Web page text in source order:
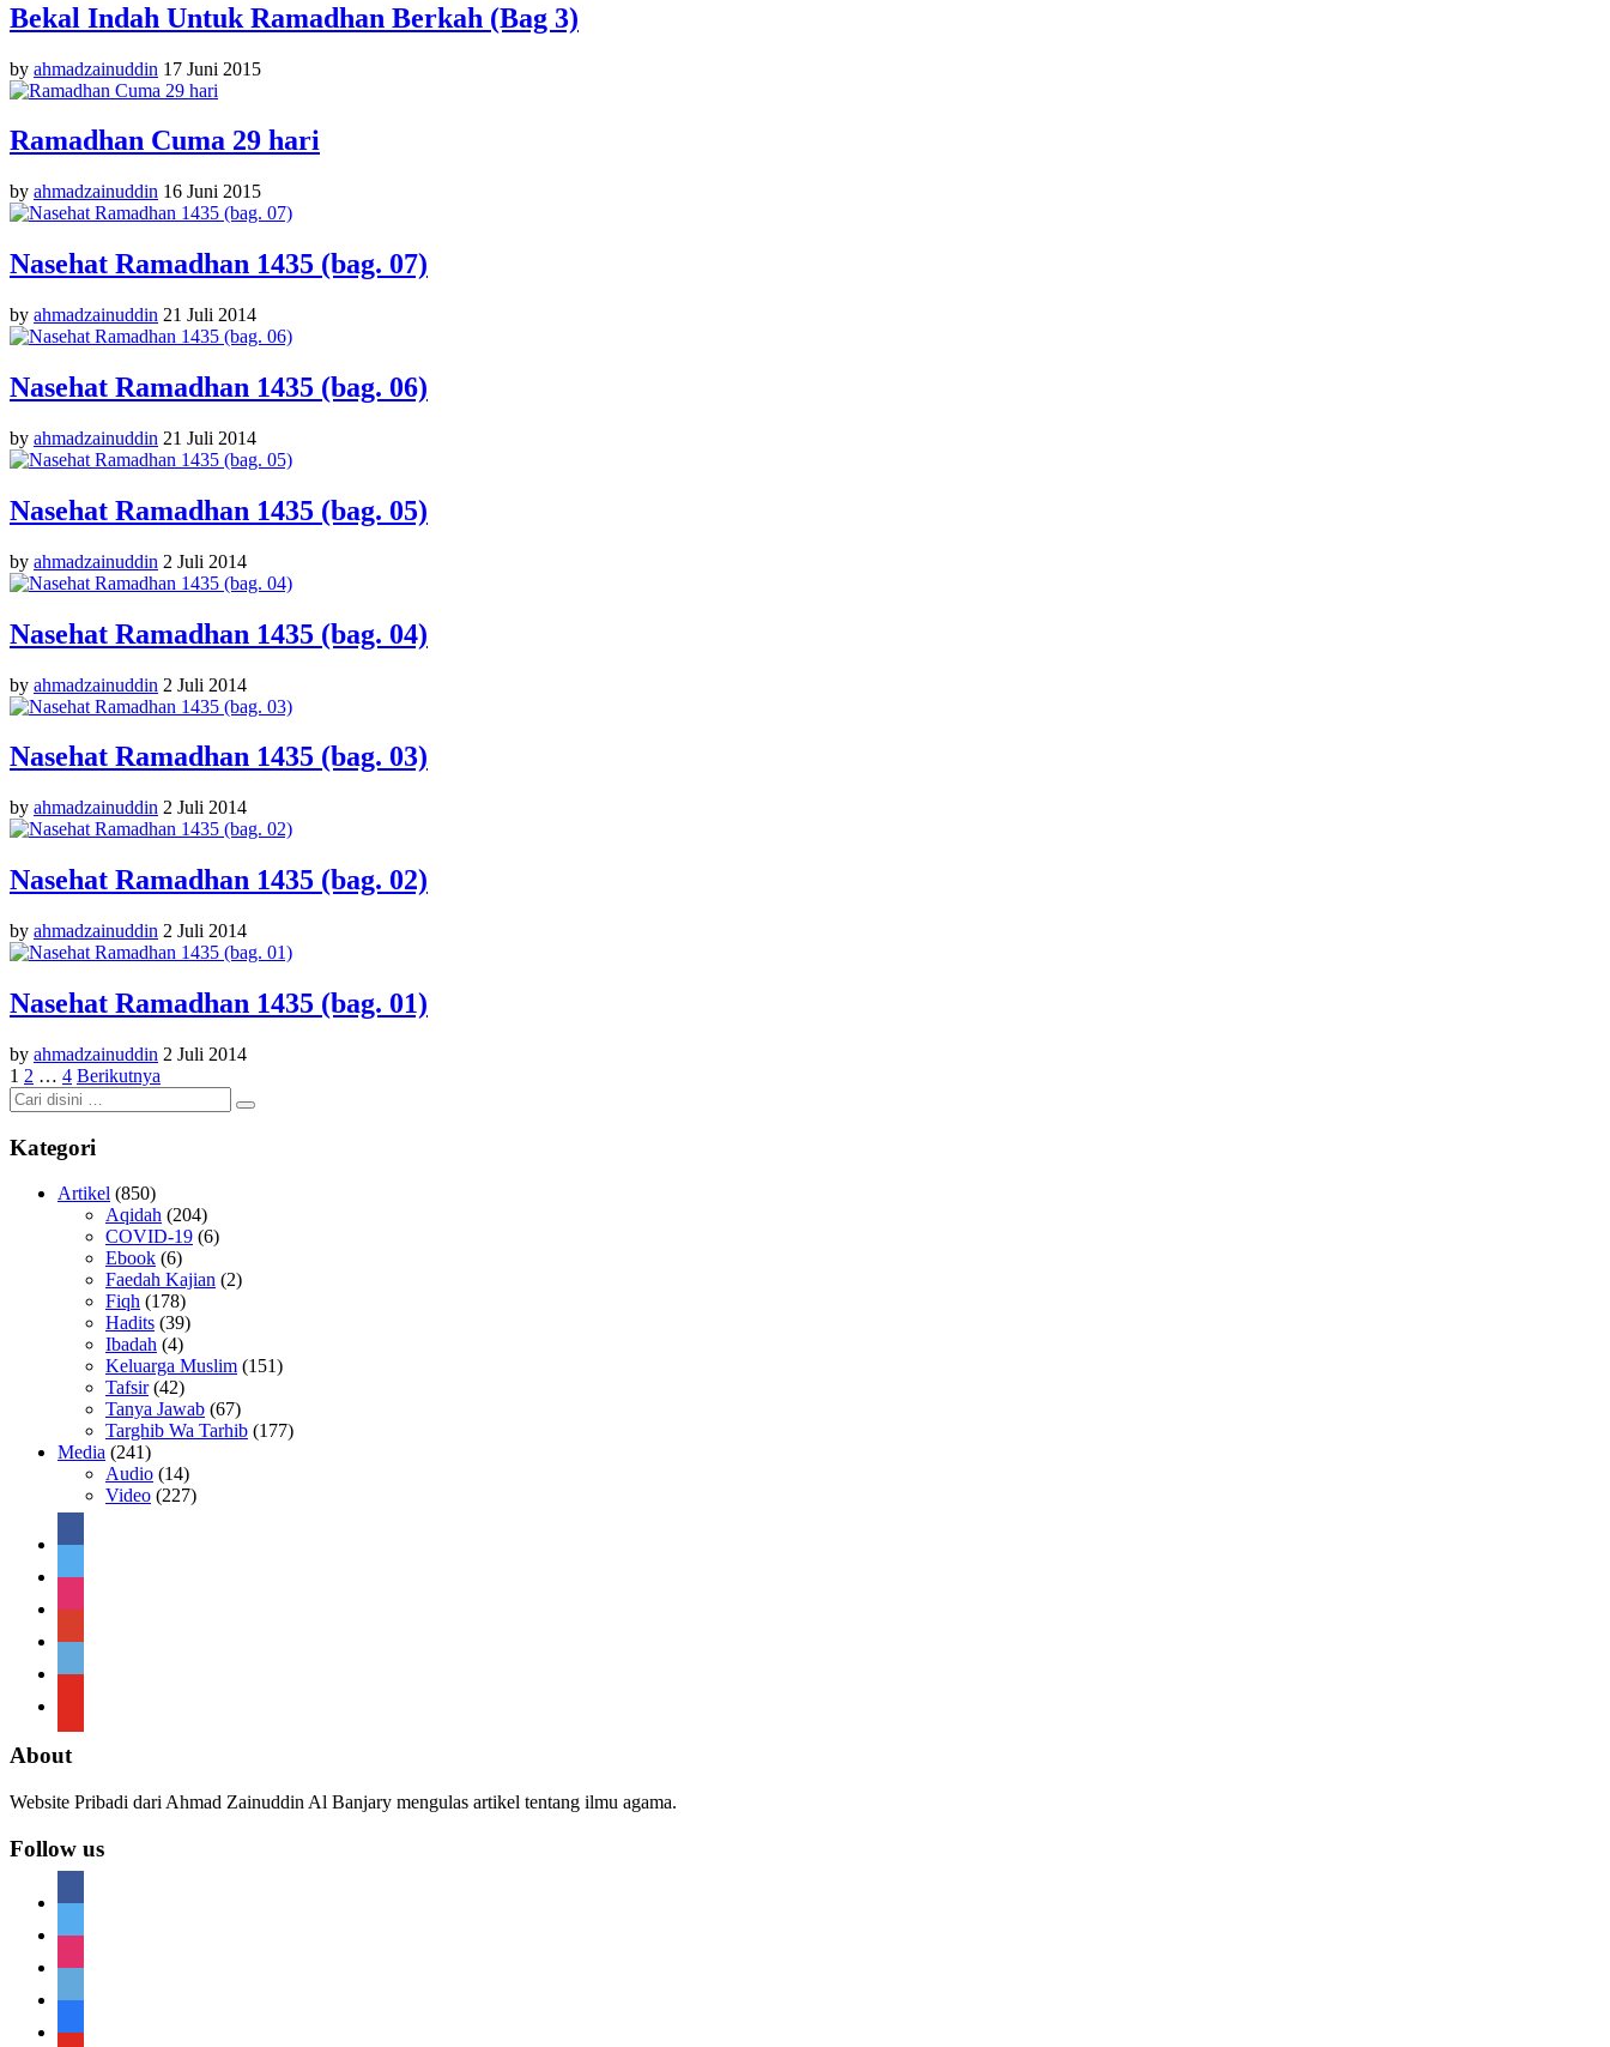
Bekal Indah Untuk Ramadhan Berkah (Bag 3)
by ahmadzainuddin 17 Juni 2015
Ramadhan Cuma 29 hari
by ahmadzainuddin 16 Juni 2015
Nasehat Ramadhan 1435 (bag. 07)
by ahmadzainuddin 21 Juli 2014
Nasehat Ramadhan 1435 (bag. 06)
by ahmadzainuddin 21 Juli 2014
Nasehat Ramadhan 1435 (bag. 05)
by ahmadzainuddin 2 Juli 2014
Nasehat Ramadhan 1435 (bag. 04)
by ahmadzainuddin 2 Juli 2014
Nasehat Ramadhan 1435 (bag. 03)
by ahmadzainuddin 2 Juli 2014
Nasehat Ramadhan 1435 (bag. 02)
by ahmadzainuddin 2 Juli 2014
Nasehat Ramadhan 1435 (bag. 01)
by ahmadzainuddin 2 Juli 2014
Paginasi
pos
1 2 … 4 Berikutnya
Kategori
Artikel (850)
Aqidah (204)
COVID-19 (6)
Ebook (6)
Faedah Kajian (2)
Fiqh (178)
Hadits (39)
Ibadah (4)
Keluarga Muslim (151)
Tafsir(42)
Tanya Jawab (67)
Targhib Wa Tarhib (177)
Media (241)
Audio (14)
Video (227)
About
Website Pribadi dari Ahmad Zainuddin Al Banjary mengulas artikel tentang ilmu agama.
Follow us